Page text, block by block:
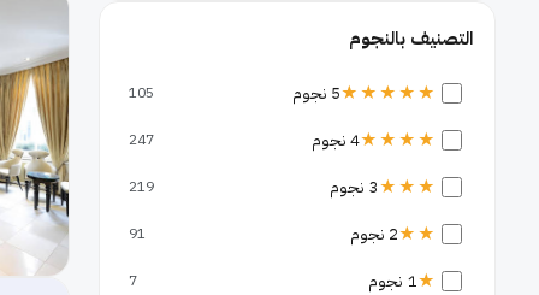
التصنيف بالنجوم
★★★★★5 نجوم 105
★★★★4 نجوم 247
★★★3 نجوم 219
★★2 نجوم 91
★1 نجوم 7